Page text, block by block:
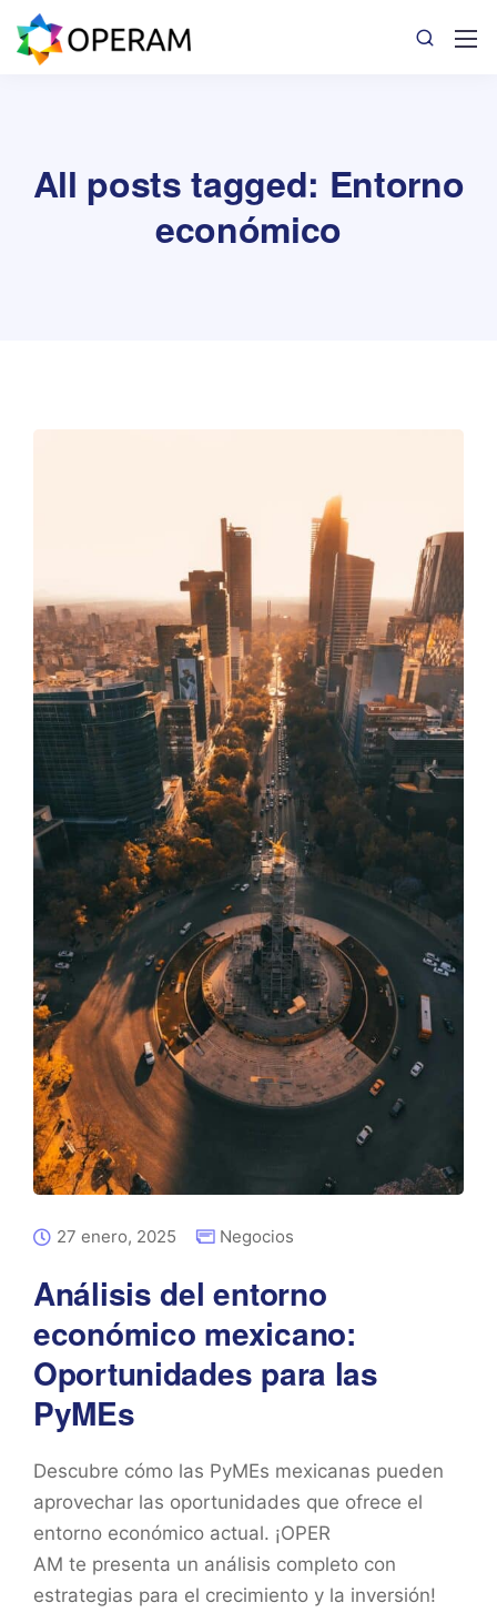
All posts tagged: Entorno
económico
27 enero, 2025 Negocios
Análisis del entorno
económico mexicano:
Oportunidades para las
PyMEs
Descubre cómo las PyMEs mexicanas pueden
aprovechar las oportunidades que ofrece el
entorno económico actual. ¡OPER
AM te presenta un análisis completo con
estrategias para el crecimiento y la inversión!